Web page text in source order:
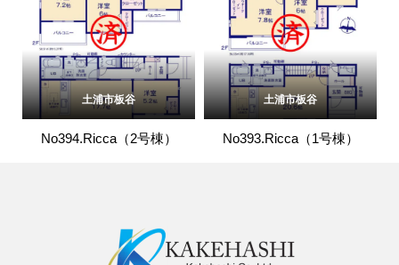
土浦市板谷
No394.Ricca（2号棟）
土浦市板谷
No393.Ricca（1号棟）